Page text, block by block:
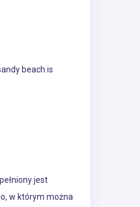
beach is
jest
w którym można